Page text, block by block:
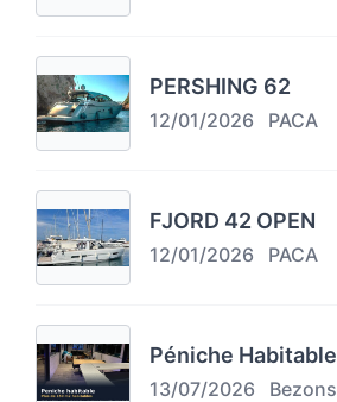
PERSHING 62
12/01/2026 PACA
FJORD 42 OPEN
12/01/2026 PACA
Péniche Habitable
13/07/2026 Bezons